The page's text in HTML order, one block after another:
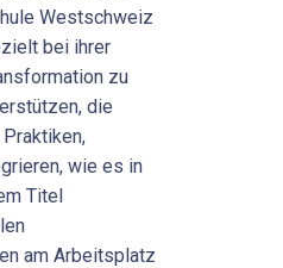
Westschweiz
bei ihrer
zu
die
wie es in
Titel
am Arbeitsplatz